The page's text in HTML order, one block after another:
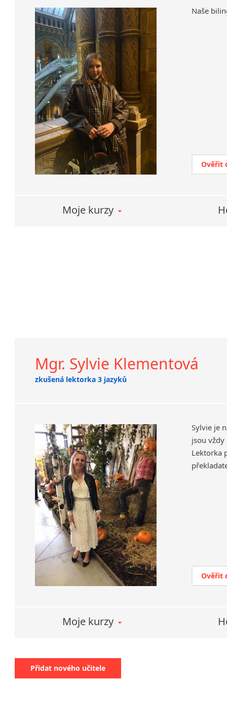
Naše
Ověřit
Moje kurzy
Mgr. Sylvie Klementová
zkušená lektorka 3 jazyků
Sylvie je
jsou
Lektorka
Ověřit
Moje kurzy
Přidat nového učitele